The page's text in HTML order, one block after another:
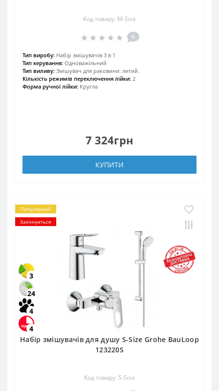
Код товару: M-Size
0
Тип виробу: Набір змішувачів 3 в 1
Тип керування: Одноважільний
Тип виливу: Змішувач для раковини: литий.
Кількість режимів переключення лійки: 2
Форма ручної лійки: Кругла
7 324грн
КУПИТИ
Популярний
Закінчується
3
24
4
4
Набір змішувачів для душу S-Size Grohe BauLoop
123220S
Код товару: S-Size